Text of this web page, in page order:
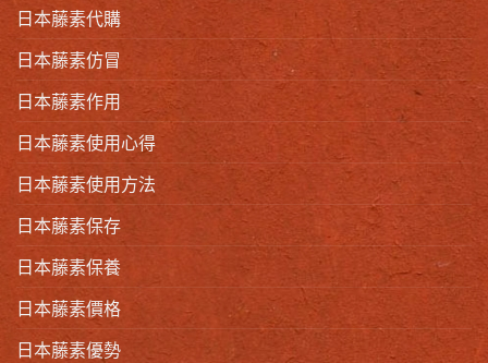
日本藤素代購
日本藤素仿冒
日本藤素作用
日本藤素使用心得
日本藤素使用方法
日本藤素保存
日本藤素保養
日本藤素價格
日本藤素優勢